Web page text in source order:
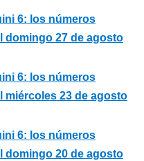
6: los números
domingo 27 de agosto
6: los números
miércoles 23 de agosto
6: los números
domingo 20 de agosto